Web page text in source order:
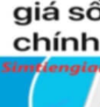
Sim Tiền Giang là
uy tín chất lượng.
Chọn mua sim số
một số phải vừa
hảo. Vậy phải làm
- Cách nhanh nhất